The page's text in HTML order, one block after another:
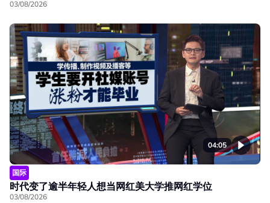
03/08/2026
04:05
国际
时代变了逾半年轻人想当网红美大学推网红学位
03/08/2026